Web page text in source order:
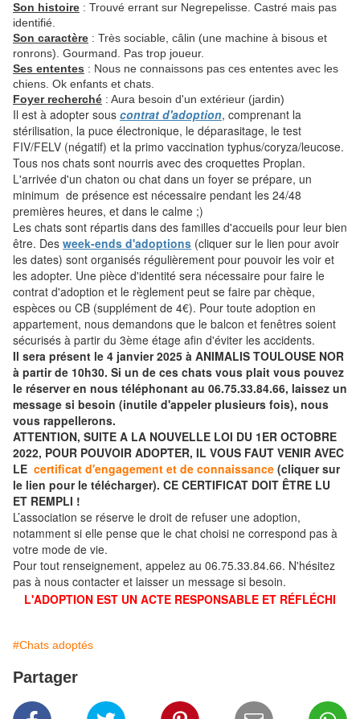
Son histoire : Trouvé errant sur Negrepelisse. Castré mais pas
identifié.
Son caractère : Très sociable, câlin (une machine à bisous et
ronrons). Gourmand. Pas trop joueur.
Ses ententes : Nous ne connaissons pas ces ententes avec les
chiens. Ok enfants et chats.
Foyer recherché : Aura besoin d'un extérieur (jardin)
Il est à adopter sous contrat d'adoption, comprenant la
stérilisation, la puce électronique, le déparasitage, le test
FIV/FELV (négatif) et la primo vaccination typhus/coryza/leucose.
Tous nos chats sont nourris avec des croquettes Proplan.
L'arrivée d'un chaton ou chat dans un foyer se prépare, un
minimum de présence est nécessaire pendant les 24/48
premières heures, et dans le calme ;)
Les chats sont répartis dans des familles d'accueils pour leur bien
être. Des week-ends d'adoptions (cliquer sur le lien pour avoir
les dates) sont organisés régulièrement pour pouvoir les voir et
les adopter. Une pièce d'identité sera nécessaire pour faire le
contrat d'adoption et le règlement peut se faire par chèque,
espèces ou CB (supplément de 4€). Pour toute adoption en
appartement, nous demandons que le balcon et fenêtres soient
sécurisés à partir du 3ème étage afin d'éviter les accidents.
Il sera présent le 4 janvier 2025 à ANIMALIS TOULOUSE NOR
à partir de 10h30. Si un de ces chats vous plait vous pouvez
le réserver en nous téléphonant au 06.75.33.84.66, laissez un
message si besoin (inutile d'appeler plusieurs fois), nous
vous rappellerons.
ATTENTION, SUITE A LA NOUVELLE LOI DU 1ER OCTOBRE
2022, POUR POUVOIR ADOPTER, IL VOUS FAUT VENIR AVEC
LE certificat d'engagement et de connaissance (cliquer sur
le lien pour le télécharger). CE CERTIFICAT DOIT ÊTRE LU
ET REMPLI !
L’association se réserve le droit de refuser une adoption,
notamment si elle pense que le chat choisi ne correspond pas à
votre mode de vie.
Pour tout renseignement, appelez au 06.75.33.84.66. N'hésitez
pas à nous contacter et laisser un message si besoin.
L'ADOPTION EST UN ACTE RESPONSABLE ET RÉFLÉCHI
#Chats adoptés
Partager